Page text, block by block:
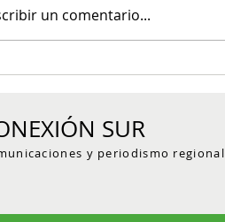
millones
un comentario...
SUR
y periodismo regional